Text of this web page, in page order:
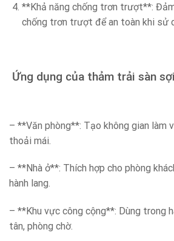
**Khả năng chống trơn trượt**:
chống trơn trượt để an toàn khi sử
Ứng dụng của thảm trải sàn
– **Văn phòng**: Tạo không gian làm
thoải mái.
– **Nhà ở**: Thích hợp cho phòng
hành lang.
– **Khu vực công cộng**: Dùng trong
tân, phòng chờ.